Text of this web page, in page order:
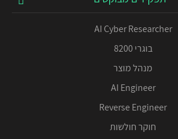
AI Cyber Researcher
בוגרי 8200
מנהל מוצר
AI Engineer
Reverse Engineer
חוקר חולשות